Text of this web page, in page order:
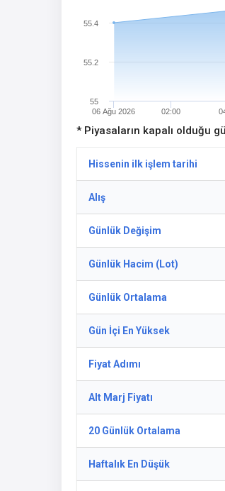
06 Ağu 2026 02:00
55
55.2
55.4
* Piyasaların kapalı olduğu
Hissenin ilk işlem tarihi
Alış
Günlük Değişim
Günlük Hacim (Lot)
Günlük Ortalama
Gün İçi En Yüksek
Fiyat Adımı
Alt Marj Fiyatı
20 Günlük Ortalama
Haftalık En Düşük